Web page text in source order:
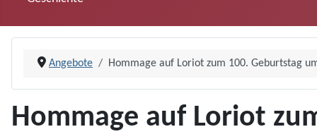
Angebote Hommage auf Loriot zum 100. Geburtstag
Hommage auf Loriot